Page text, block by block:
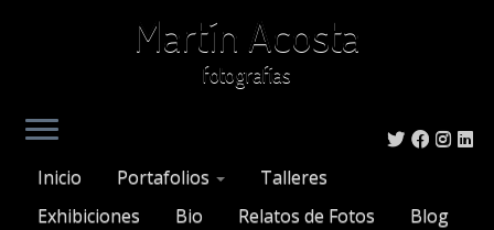
Saltar
contenido
Martín Acosta
fotografías
Inicio Portafolios
Talleres
Exhibiciones
Bio Relatos de Fotos
Blog
Att. Tag:fotoperiodismo